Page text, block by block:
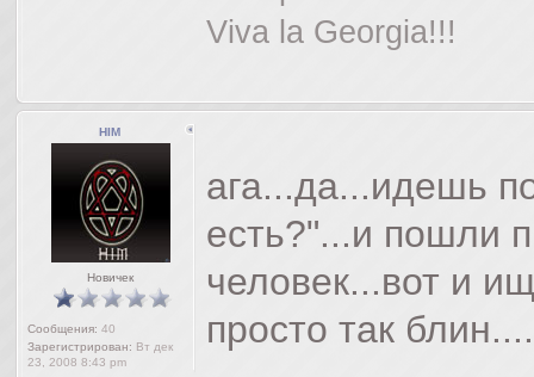
Viva la Georgia!!!
HIM
Новичек
Сообщения: 40
Зарегистрирован: Вт дек
23, 2008 8:43 pm
ага...да...идешь
есть?"...и пошли
человек...вот и
просто так блин....